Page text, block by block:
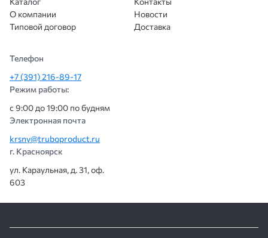
О компании
Типовой договор
Новости
Доставка
Телефон
+7 (391) 216-89-17
Режим работы:
с 9:00 до 19:00 по будням
Электронная почта
krsny@truboproduct.ru
г. Красноярск
ул. Караульная, д. 31, оф.
603